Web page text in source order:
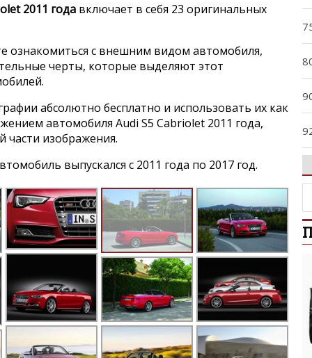
2011 года включает в себя 23 оригинальных
ознакомиться с внешним видом автомобиля,
черты, которые выделяют этот
абсолютно бесплатно и использовать их как
автомобиля Audi S5 Cabriolet 2011 года,
части изображения.
выпускался с 2011 года по 2017 год.